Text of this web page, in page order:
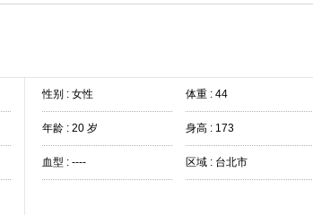
性别 : 女性 体重 : 44
年龄 : 20 岁 身高 : 173
血型 : ---- 区域 : 台北市